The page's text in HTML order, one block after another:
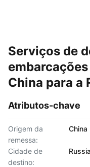
Serviços de
China para a
Atributos-chave
Origem da
remessa:
China
Cidade de
destino:
Russia